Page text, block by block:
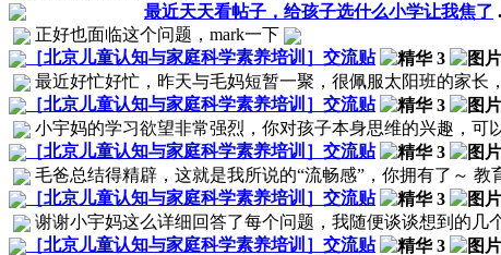
最近天天看帖子，给孩子选什么小学让我焦了
正好也面临这个问题，mark一下
［北京儿童认知与家庭科学素养培训］交流贴
最近好忙好忙，昨天与毛妈短暂一聚，很佩服太阳班的家长
［北京儿童认知与家庭科学素养培训］交流贴
小宇妈的学习欲望非常强烈，你对孩子本身思维的兴趣，可
［北京儿童认知与家庭科学素养培训］交流贴
毛爸总结得精辟，这就是我所说的“流畅感”，你拥有了～
［北京儿童认知与家庭科学素养培训］交流贴
谢谢小宇妈这么详细回答了每个问题，我随便谈谈想到的几
［北京儿童认知与家庭科学素养培训］交流贴